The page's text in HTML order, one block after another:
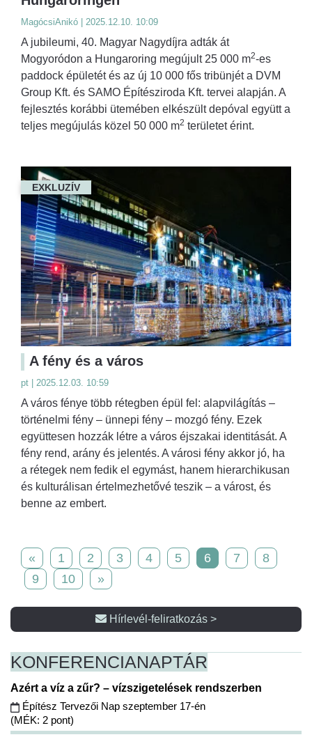
MagócsiAnikó | 2025.12.10. 10:09
A jubileumi, 40. Magyar Nagydíjra adták át
Mogyoródon a Hungaroring megújult 25 000 m2-es
paddock épületét és az új 10 000 fős tribünjét a DVM
Group Kft. és SAMO Építésziroda Kft. tervei alapján. A
fejlesztés korábbi ütemében elkészült depóval együtt a
teljes megújulás közel 50 000 m2 területet érint.
EXKLUZÍV
A fény és a város
pt | 2025.12.03. 10:59
A város fénye több rétegben épül fel: alapvilágítás –
történelmi fény – ünnepi fény – mozgó fény. Ezek
együttesen hozzák létre a város éjszakai identitását. A
fény rend, arány és jelentés. A városi fény akkor jó, ha
a rétegek nem fedik el egymást, hanem hierarchikusan
és kulturálisan értelmezhetővé teszik – a várost, és
benne az embert.
« 1 2 3 4 5 6 7
8
9
10 »
Hírlevél-feliratkozás >
KONFERENCIANAPTÁR
Azért a víz a zűr? – vízszigetelések rendszerben
Építész Tervezői Nap szeptember 17-én
(MÉK: 2 pont)